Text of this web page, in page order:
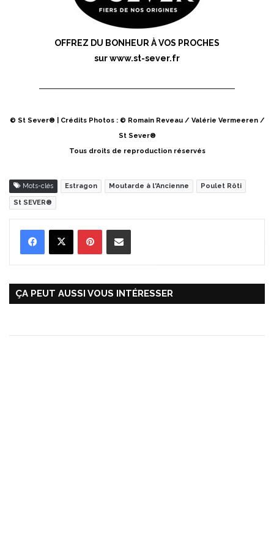
OFFREZ DU BONHEUR À VOS PROCHES
surwww.st-sever.fr
© St Sever® | Crédits Photos : © Romain Reveau / Valérie Vermeeren /
St Sever®
Tous droits de reproduction réservés
Mots-clés Estragon Moutarde à l'Ancienne Poulet Rôti
St SEVER®
ÇA PEUT AUSSI VOUS INTÉRESSER